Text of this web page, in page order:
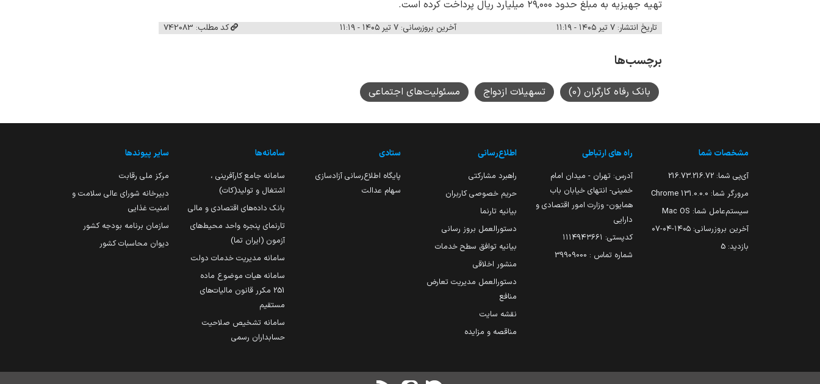
تهیه جهیزیه به مبلغ حدود ۲۹,۰۰۰ میلیارد ریال پرداخت کرده است.
تاریخ انتشار: ۷ تیر ۱۴۰۵ - ۱۱:۱۹ آخرین بروزرسانی: ۷ تیر ۱۴۰۵ - ۱۱:۱۹ کد مطلب: 742083
برچسب‌ها
بانک رفاه کارگران (0) تسهیلات ازدواج مسئولیت‌های اجتماعی
مشخصات شما
آی‌پی شما: 216.73.216.72
مرورگر شما: 131.0.0.0 Chrome
سیستم‌عامل شما: Mac OS
آخرین بروزرسانی: ۱۴۰۵-۰۴-۰۷
بازدید: 5
راه های ارتباطی
آدرس: تهران - میدان امام
خمینی- انتهای خیابان باب
همایون- وزارت امور اقتصادی و
دارایی
کدپستی: ۱۱۱۴۹۴۳۶۶۱
شماره تماس : 39909000
اطلاع‌رسانی
راهبرد مشارکتی
حریم خصوصی کاربران
بیانیه تارنما
دستورالعمل بروز رسانی
بیانیه توافق سطح خدمات
منشور اخلاقی
دستورالعمل مدیریت تعارض
منافع
نقشه سایت
مناقصه و مزایده
ستادی
پایگاه اطلاع‌رسانی آزادسازی
سهام عدالت
سامانه‌ها
سامانه جامع کارآفرینی ،
اشتغال و تولید(کات)
بانک داده‌های اقتصادی و مالی
تارنمای پنجره واحد محیط‌های
آزمون (ایران تما)
سامانه مدیریت خدمات دولت
سامانه هیات موضوع ماده
251 مکرر قانون مالیات‌های
مستقیم
سامانه تشخیص صلاحیت
حسابداران رسمی
سایر پیوندها
مرکز ملی رقابت
دبیرخانه شورای عالی سلامت و
امنیت غذایی
سازمان برنامه بودجه کشور
دیوان محاسبات کشور